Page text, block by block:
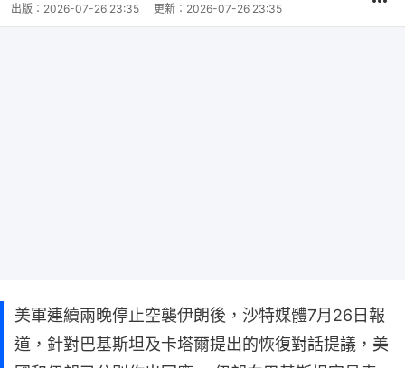
出版： 2026-07-26 23:35 更新： 2026-07-26 23:35
美軍連續兩晚停止空襲伊朗後，沙特媒體7月26日報
道，針對巴基斯坦及卡塔爾提出的恢復對話提議，美